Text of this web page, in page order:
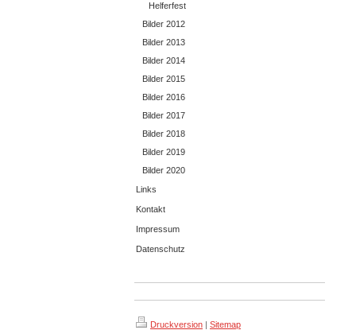
Helferfest
Bilder 2012
Bilder 2013
Bilder 2014
Bilder 2015
Bilder 2016
Bilder 2017
Bilder 2018
Bilder 2019
Bilder 2020
Links
Kontakt
Impressum
Datenschutz
Druckversion | Sitemap